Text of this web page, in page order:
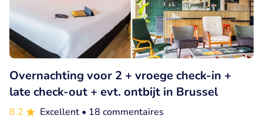
Overnachting voor 2 + vroege check-in +
late check-out + evt. ontbijt in Brussel
8.2 Excellent • 18 commentaires